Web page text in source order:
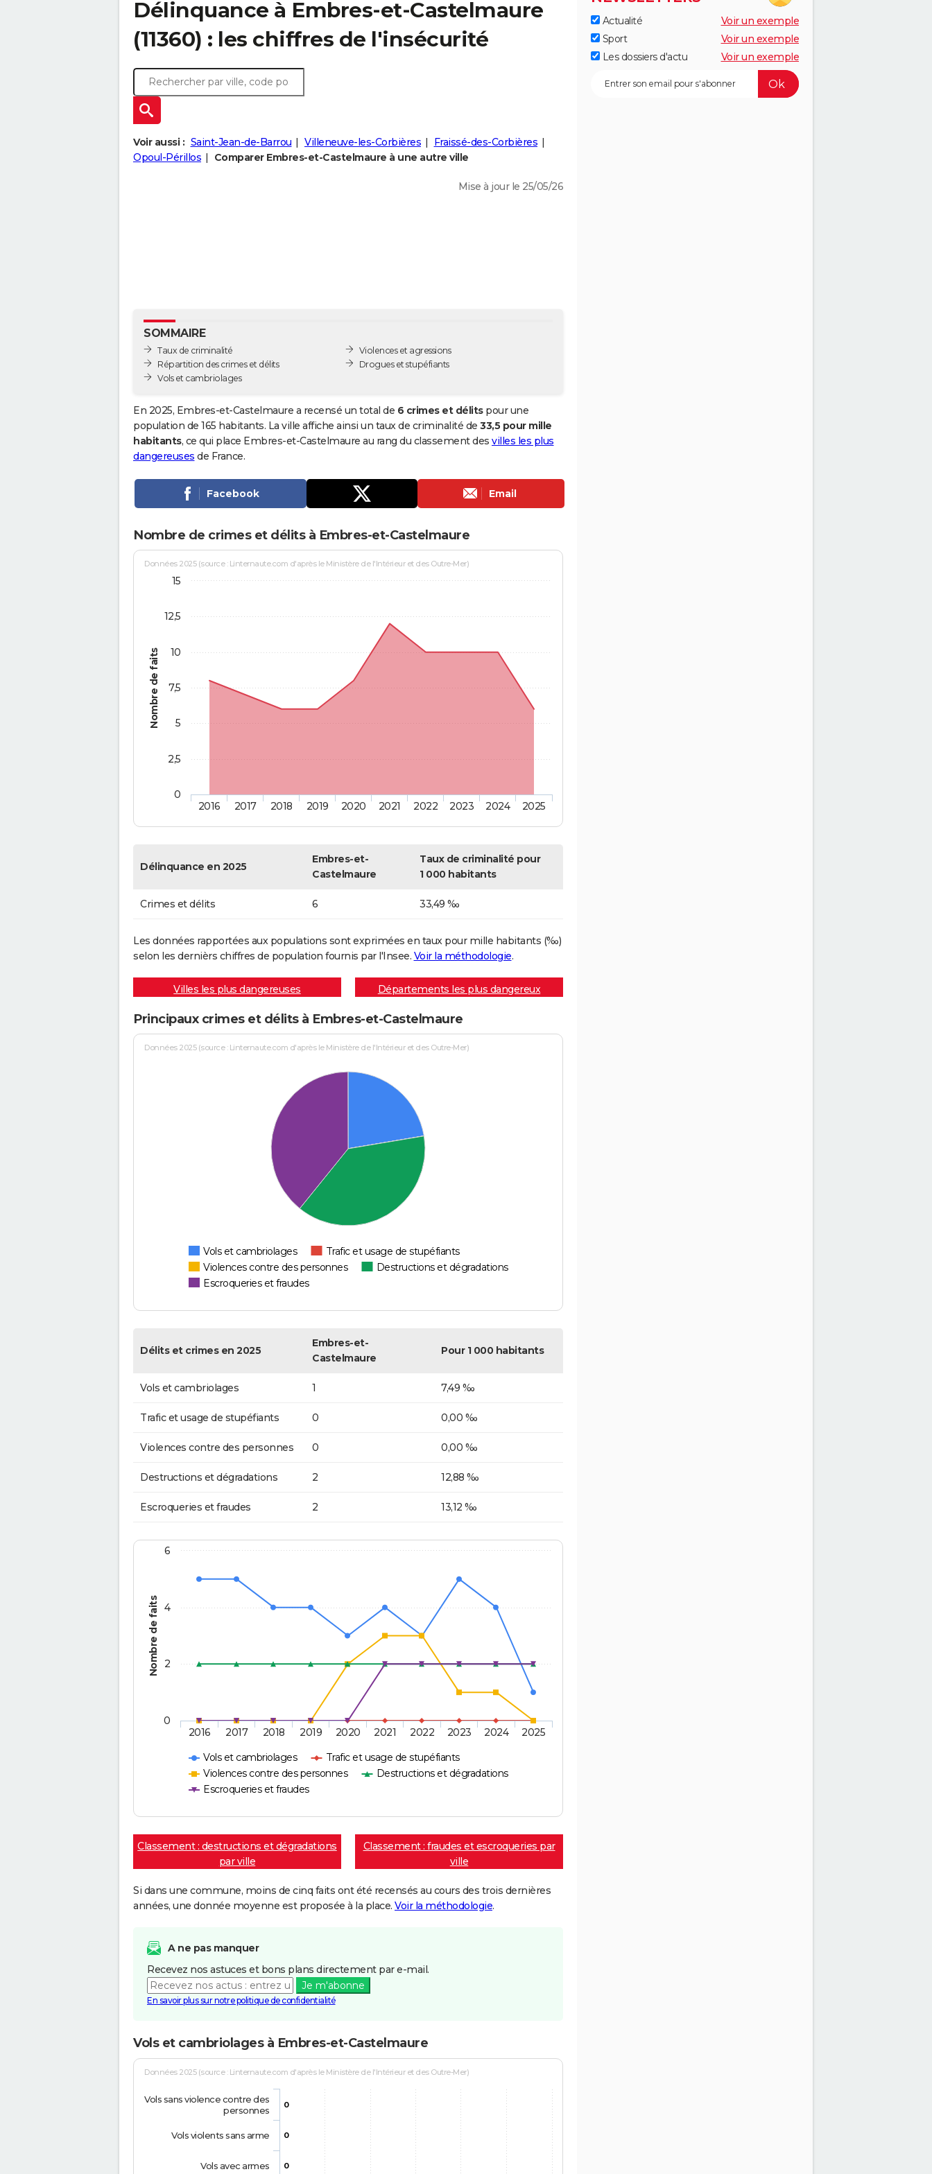
Délinquance à Embres-et-Castelmaure
(11360) : les chiffres de l'insécurité
Voir aussi : Saint-Jean-de-Barrou Villeneuve-les-Corbières
Fraissé-des-Corbières
Opoul-Périllos
Comparer Embres-et-Castelmaure à une autre ville
Mise à jour le 25/05/26
SOMMAIRE
Taux de criminalité
Répartition des crimes et délits
Vols et cambriolages
Violences et agressions
Drogues et stupéfiants
En 2025, Embres-et-Castelmaure a recensé un total de 6 crimes et délitspour une
population de 165 habitants. La ville affiche ainsi un taux de criminalité de 33,5 pour mille
habitants, ce qui place Embres-et-Castelmaure au rang du classement des villes les plus
dangereuses de France.
Facebook Email
Nombre de crimes et délits à Embres-et-Castelmaure
Nombre de faits
Données 2025 (source : Linternaute.com d'après le Ministère de l'Intérieur et des Outre-Mer)
2016 2017 2018 2019 2020 2021 2022 2023 2024 2025
0
2,5
5
7,5
10
12,5
15
Délinquance en 2025
Embres-et-
Castelmaure
Taux de criminalité pour
1 000 habitants
Crimes et délits 6 33,49 ‰
Les données rapportées aux populations sont exprimées en taux pour mille habitants (‰)
selon les dernièrs chiffres de population fournis par l'Insee. Voir la méthodologie.
Villes les plus dangereuses Départements les plus dangereux
Principaux crimes et délits à Embres-et-Castelmaure
Données 2025 (source : Linternaute.com d'après le Ministère de l'Intérieur et des Outre-Mer)
Vols et cambriolages
Trafic et usage de stupéfiants
Violences contre des personnes
Destructions et dégradations
Escroqueries et fraudes
Délits et crimes en 2025
Embres-et-
Castelmaure
Pour 1 000 habitants
Vols et cambriolages 1 7,49 ‰
Trafic et usage de stupéfiants 0 0,00 ‰
Violences contre des personnes 0 0,00 ‰
Destructions et dégradations 2 12,88 ‰
Escroqueries et fraudes 2 13,12 ‰
Nombre de faits
Vols et cambriolages
Trafic et usage de stupéfiants
Violences contre des personnes
Destructions et dégradations
Escroqueries et fraudes
2016 2017 2018 2019 2020 2021 2022 2023 2024 2025
0
2
4
6
Classement : destructions et dégradations
par ville
Classement : fraudes et escroqueries par
ville
Si dans une commune, moins de cinq faits ont été recensés au cours des trois dernières
années, une donnée moyenne est proposée à la place. Voir la méthodologie.
A ne pas manquer
Recevez nos astuces et bons plans directement par e-mail.
Je m'abonne
En savoir plus sur notre politique de confidentialité
Vols et cambriolages à Embres-et-Castelmaure
Données 2025 (source : Linternaute.com d'après le Ministère de l'Intérieur et des Outre-Mer)
0
0
0
Vols sans violence contre des
personnes
Vols violents sans arme
Vols avec armes
Actualité
Voir un exemple
Sport
Voir un exemple
Les dossiers d'actu
Voir un exemple